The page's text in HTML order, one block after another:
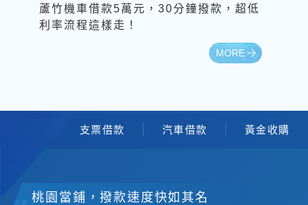
蘆竹機車借款5萬元，30分鐘撥款，超低
利率流程這樣走！
MORE
支票借款 汽車借款 黃金收購
桃園當鋪，撥款速度快如其名